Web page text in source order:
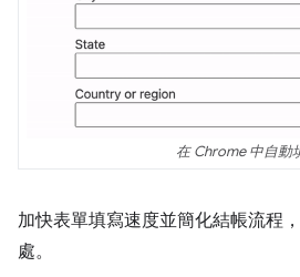
在 Chrome 中自動
加快表單填寫速度並簡化結帳流程
處。